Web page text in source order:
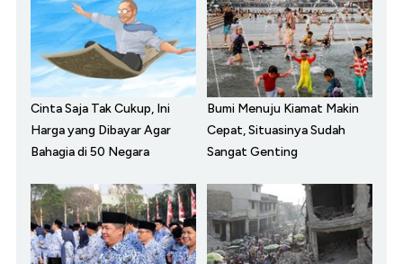
Cinta Saja Tak Cukup, Ini
Harga yang Dibayar Agar
Bahagia di 50 Negara
Bumi Menuju Kiamat Makin
Cepat, Situasinya Sudah
Sangat Genting